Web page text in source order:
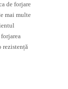
de forjare
mai multe
rezistență